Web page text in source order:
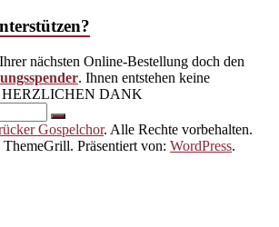
nächsten Online-Bestellung doch den
. Ihnen entstehen keine
HERZLICHEN DANK
Gospelchor. Alle Rechte vorbehalten.
ThemeGrill. Präsentiert von: WordPress.